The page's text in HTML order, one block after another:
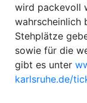
wird packevoll
wahrscheinlich
Stehplätze
sowie für die
gibt es unter
karlsruhe.de/